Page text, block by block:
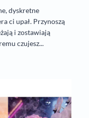
dyskretne
ci upał. Przynoszą
i zostawiają
czujesz...